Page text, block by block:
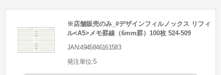
※店舗販売のみ_#デザインフィルノックス リフィ
ル<A5>メモ罫線（6mm罫）100枚 524-509
JAN:4945846161583
発注単位:5